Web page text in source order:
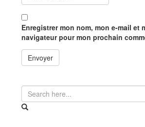
Enregistrer mon nom, mon e-mail et
navigateur pour mon prochain